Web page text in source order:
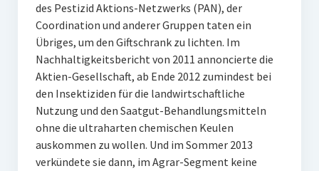
des Pestizid Aktions-Netzwerks (PAN), der
Coordination und anderer Gruppen taten ein
Übriges, um den Giftschrank zu lichten. Im
Nachhaltigkeitsbericht von 2011 annoncierte die
Aktien-Gesellschaft, ab Ende 2012 zumindest bei
den Insektiziden für die landwirtschaftliche
Nutzung und den Saatgut-Behandlungsmitteln
ohne die ultraharten chemischen Keulen
auskommen zu wollen. Und im Sommer 2013
verkündete sie dann, im Agrar-Segment keine